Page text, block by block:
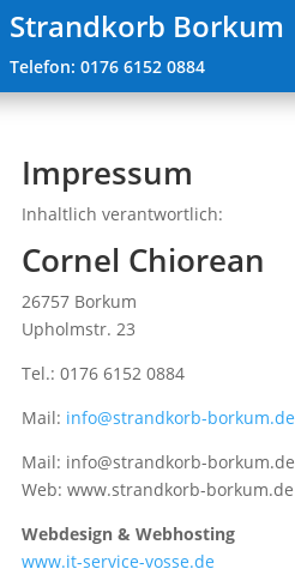
Strandkorb Borkum
Telefon: 0176 6152 0884
Impressum
Inhaltlich verantwortlich:
Cornel Chiorean
26757 Borkum
Upholmstr. 23
Tel.: 0176 6152 0884
Mail: info@strandkorb-borkum.de
Mail: info@strandkorb-borkum.de
Web: www.strandkorb-borkum.de
Webdesign & Webhosting
www.it-service-vosse.de